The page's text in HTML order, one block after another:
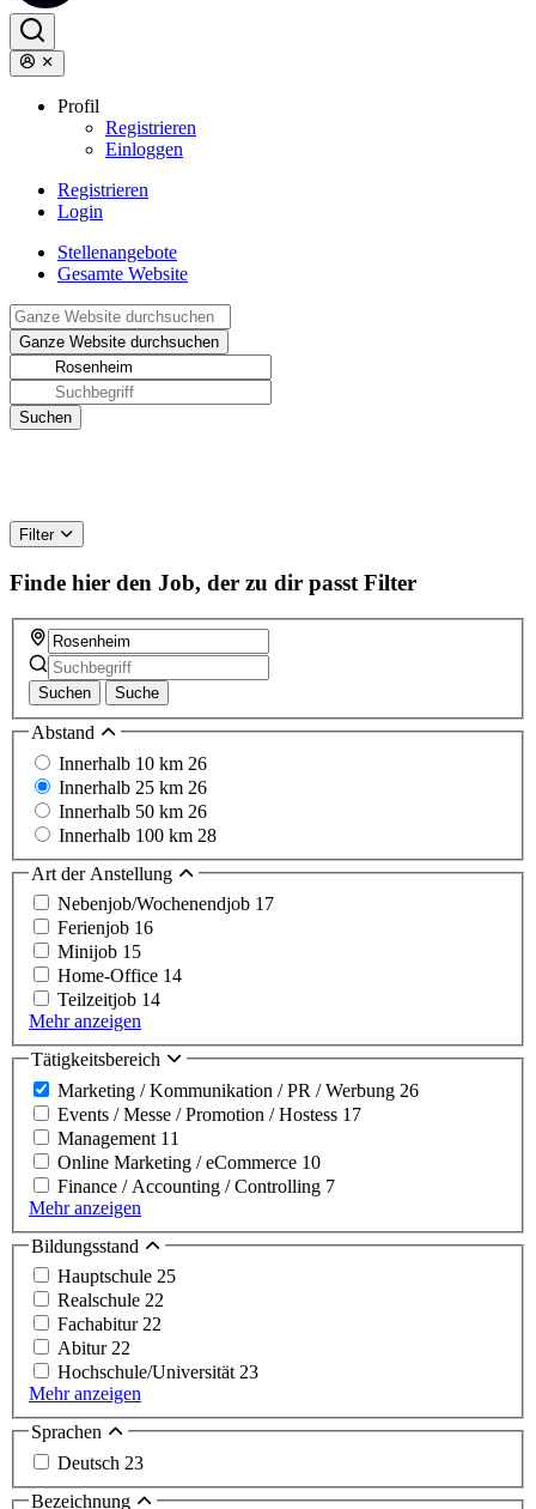
Profil
Registrieren
Einloggen
Registrieren
Login
Stellenangebote
Gesamte Website
Filter
Finde hier den Job, der zu dir passt Filter
Suchen Suche
Abstand
Innerhalb 10 km 26
Innerhalb 25 km 26
Innerhalb 50 km 26
Innerhalb 100 km 28
Art der Anstellung
Nebenjob/Wochenendjob 17
Ferienjob 16
Minijob 15
Home-Office 14
Teilzeitjob 14
Mehr anzeigen
Tätigkeitsbereich
Marketing / Kommunikation / PR / Werbung 26
Events / Messe / Promotion / Hostess 17
Management 11
Online Marketing / eCommerce 10
Finance / Accounting / Controlling 7
Mehr anzeigen
Bildungsstand
Hauptschule 25
Realschule 22
Fachabitur22
Abitur22
Hochschule/Universität23
Mehr anzeigen
Sprachen
Deutsch 23
Bezeichnung